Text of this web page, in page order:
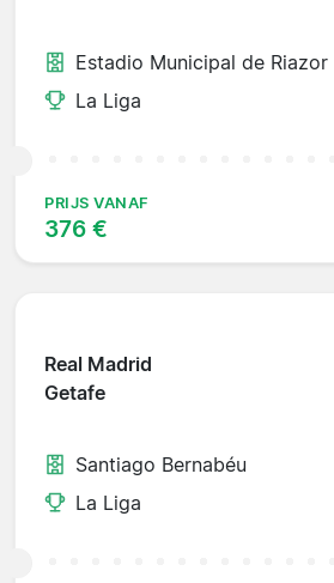
Estadio Municipal de Riazor
La Liga
PRIJS VANAF
376 €
Real Madrid
Getafe
Santiago Bernabéu
La Liga